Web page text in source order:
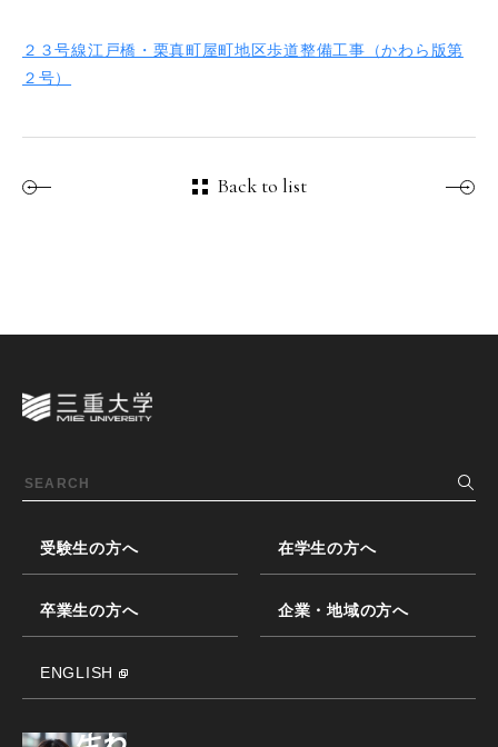
２３号線江戸橋・栗真町屋町地区歩道整備工事（かわら版第
２号）
Back to list
受験生の方へ 在学生の方へ
卒業生の方へ 企業・地域の方へ
ENGLISH